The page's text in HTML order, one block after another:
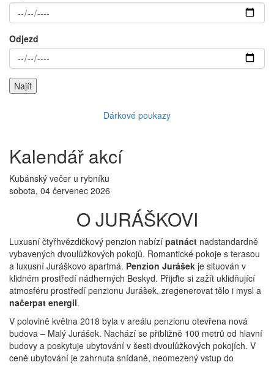
Odjezd
Dárkové poukazy
Kalendář akcí
Kubánský večer u rybníku
sobota, 04 červenec 2026
O JURÁŠKOVI
Luxusní čtyřhvězdičkový penzion nabízí patnáct nadstandardně
vybavených dvoulůžkových pokojů. Romantické pokoje s terasou
a luxusní Juráškovo apartmá. Penzion Jurášek je situován v
klidném prostředí nádherných Beskyd. Přijďte si zažít uklidňující
atmosféru prostředí penzionu Jurášek, zregenerovat tělo i mysl a
načerpat energii.
V polovině května 2018 byla v areálu penzionu otevřena nová
budova – Malý Jurášek. Nachází se přibližně 100 metrů od hlavní
budovy a poskytuje ubytování v šesti dvoulůžkových pokojích. V
ceně ubytování je zahrnuta snídaně, neomezený vstup do